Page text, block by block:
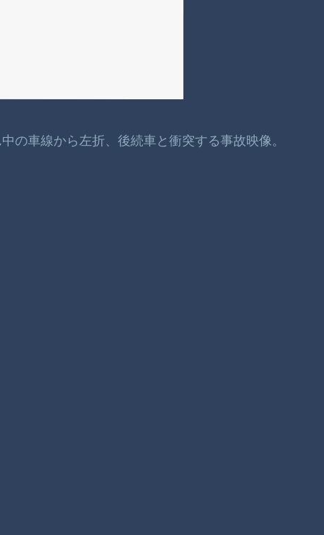
の車線から左折、後続車と衝突する事故映像。